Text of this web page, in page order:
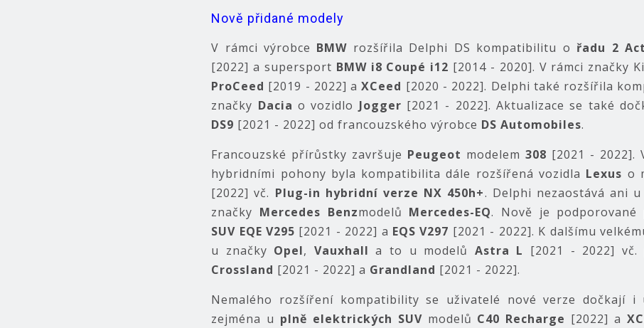
Nově přidané modely
V rámci výrobce BMW rozšířila Delphi DS kompatibilitu o řadu 2
[2022] a supersport BMW i8 Coupé i12 [2014 - 2020]. V rámci značky
ProCeed [2019 - 2022] aXCeed [2020 - 2022]. Delphi také rozšířila
značky Dacia o vozidlo Jogger [2021 - 2022]. Aktualizace se také
DS9 [2021 - 2022] od francouzského výrobce DS Automobiles.
Francouzské přírůstky završuje Peugeot modelem308 [2021 - 2022].
hybridními pohony byla kompatibilita dále rozšířená vozidla Lexus o
[2022] vč. Plug-in hybridní verze NX 450h+. Delphi nezaostává ani
značky Mercedes Benzmodelů Mercedes-EQ. Nově je podporované
SUV EQE V295 [2021 - 2022] a EQS V297 [2021 - 2022]. K dalšímu
u značky Opel, Vauxhall a to u modelů Astra L [2021 - 2022]
Crossland [2021 - 2022] a Grandland [2021 - 2022].
Nemalého rozšíření kompatibility se uživatelé nové verze dočkají i
zejména u plně elektrických SUVmodelů C40 Recharge [2022] a